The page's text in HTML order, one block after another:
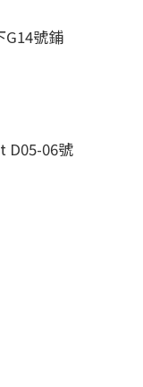
G14號鋪
D05-06號